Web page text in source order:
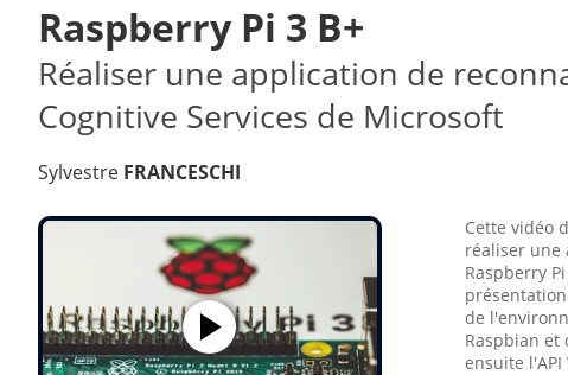
Raspberry Pi 3 B+
Réaliser une application de
Cognitive Services de Microsoft
Sylvestre FRANCESCHI
Cette vidéo
réaliser une
Raspberry
de
Raspbian et
ensuite l'API